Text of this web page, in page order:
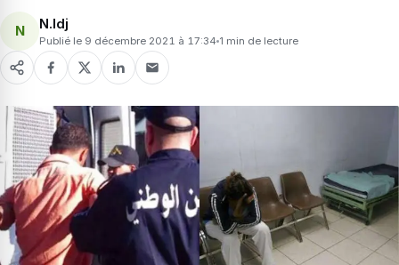
N N.Idj
Publié le 9 décembre 2021 à 17:34 1 min de lecture